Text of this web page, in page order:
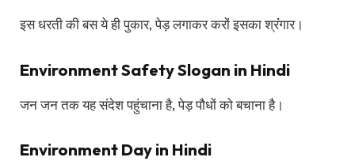
इस धरती की बस ये ही पुकार, पेड़ लगाकर करों इसका श्रंंगार।
Environment Safety Slogan in Hindi
जन जन तक यह संदेश पहुंचाना है, पेड़ पौधों को बचाना है।
Environment Day in Hindi